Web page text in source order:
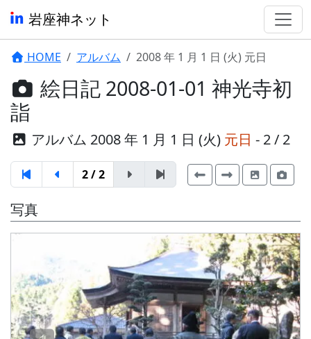
岩座神ネット
HOME アルバム 2008 年 1 月 1 日 (火) 元日
絵日記 2008-01-01 神光寺初
詣
アルバム 2008 年 1 月 1 日 (火) 元日 - 2 / 2
2 / 2
写真